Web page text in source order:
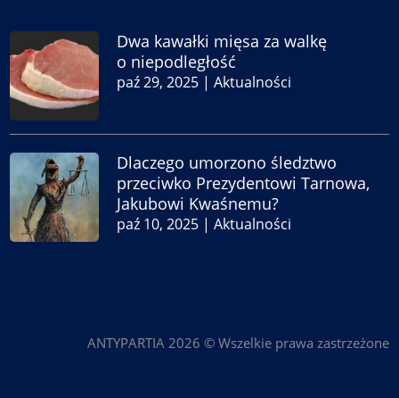
Dwa kawałki mięsa za walkę
o niepodległość
paź 29, 2025 |Aktualności
Dlaczego umorzono śledztwo
przeciwko Prezydentowi Tarnowa,
Jakubowi Kwaśnemu?
paź 10, 2025 |Aktualności
ANTYPARTIA 2026 © Wszelkie prawa zastrzeżone